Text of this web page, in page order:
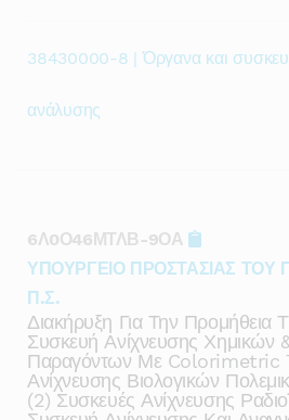
38430000-8 | Όργανα και
ανάλυσης
6Λ0Ο46ΜΤΛΒ-9ΟΑ
ΥΠΟΥΡΓΕΙΟ ΠΡΟΣΤΑΣΙΑΣ ΤΟΥ
Π.Σ.
Διακήρυξη Για Την Προμήθεια
Συσκευή Ανίχνευσης Χημικών
Παραγόντων Με Colorimetric
Ανίχνευσης Βιολογικών
(2) Συσκευές Ανίχνευσης